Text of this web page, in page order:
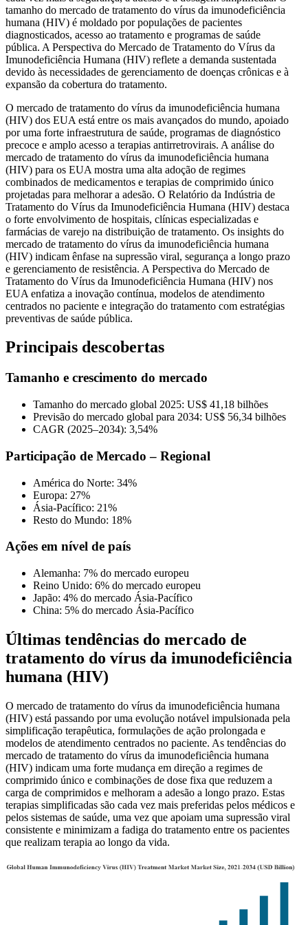
tamanho do mercado de tratamento do vírus da imunodeficiência
humana (HIV) é moldado por populações de pacientes
diagnosticados, acesso ao tratamento e programas de saúde
pública. A Perspectiva do Mercado de Tratamento do Vírus da
Imunodeficiência Humana (HIV) reflete a demanda sustentada
devido às necessidades de gerenciamento de doenças crônicas e à
expansão da cobertura do tratamento.
O mercado de tratamento do vírus da imunodeficiência humana
(HIV) dos EUA está entre os mais avançados do mundo, apoiado
por uma forte infraestrutura de saúde, programas de diagnóstico
precoce e amplo acesso a terapias antirretrovirais. A análise do
mercado de tratamento do vírus da imunodeficiência humana
(HIV) para os EUA mostra uma alta adoção de regimes
combinados de medicamentos e terapias de comprimido único
projetadas para melhorar a adesão. O Relatório da Indústria de
Tratamento do Vírus da Imunodeficiência Humana (HIV) destaca
o forte envolvimento de hospitais, clínicas especializadas e
farmácias de varejo na distribuição de tratamento. Os insights do
mercado de tratamento do vírus da imunodeficiência humana
(HIV) indicam ênfase na supressão viral, segurança a longo prazo
e gerenciamento de resistência. A Perspectiva do Mercado de
Tratamento do Vírus da Imunodeficiência Humana (HIV) nos
EUA enfatiza a inovação contínua, modelos de atendimento
centrados no paciente e integração do tratamento com estratégias
preventivas de saúde pública.
Principais descobertas
Tamanho e crescimento do mercado
Tamanho do mercado global 2025: US$ 41,18 bilhões
Previsão do mercado global para 2034: US$ 56,34 bilhões
CAGR (2025–2034): 3,54%
Participação de Mercado – Regional
América do Norte: 34%
Europa: 27%
Ásia-Pacífico: 21%
Resto do Mundo: 18%
Ações em nível de país
Alemanha: 7% do mercado europeu
Reino Unido: 6% do mercado europeu
Japão: 4% do mercado Ásia-Pacífico
China: 5% do mercado Ásia-Pacífico
Últimas tendências do mercado de
tratamento do vírus da imunodeficiência
humana (HIV)
O mercado de tratamento do vírus da imunodeficiência humana
(HIV) está passando por uma evolução notável impulsionada pela
simplificação terapêutica, formulações de ação prolongada e
modelos de atendimento centrados no paciente. As tendências do
mercado de tratamento do vírus da imunodeficiência humana
(HIV) indicam uma forte mudança em direção a regimes de
comprimido único e combinações de dose fixa que reduzem a
carga de comprimidos e melhoram a adesão a longo prazo. Estas
terapias simplificadas são cada vez mais preferidas pelos médicos e
pelos sistemas de saúde, uma vez que apoiam uma supressão viral
consistente e minimizam a fadiga do tratamento entre os pacientes
que realizam terapia ao longo da vida.